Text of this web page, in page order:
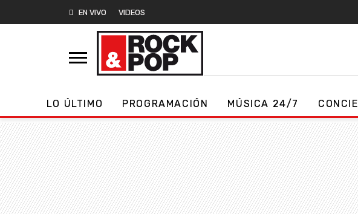
EN VIVO VIDEOS
LO ÚLTIMO PROGRAMACIÓN MÚSICA 24/7